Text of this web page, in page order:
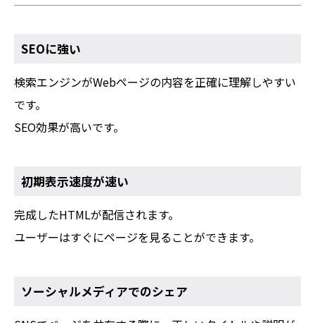
SEOに強い
検索エンジンがWebページの内容を正確に理解しやすい
です。
SEO効果が高いです。
初期表示速度が速い
完成したHTMLが配信されます。
ユーザーはすぐにページを見ることができます。
ソーシャルメディアでのシェア